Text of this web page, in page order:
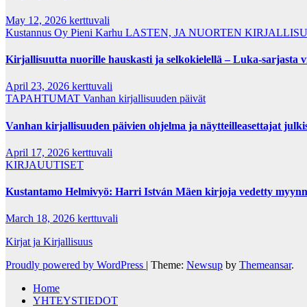
May 12, 2026 kerttuvali
Kustannus Oy Pieni Karhu LASTEN, JA NUORTEN
Kirjallisuutta nuorille hauskasti ja selkokielellä – Luka-sarjasta
April 23, 2026 kerttuvali
TAPAHTUMAT Vanhan kirjallisuuden päivät
Vanhan kirjallisuuden päivien ohjelma ja näytteilleasettajat
April 17, 2026 kerttuvali
KIRJAUUTISET
Kustantamo Helmivyö: Harri István Mäen kirjoja vedetty
March 18, 2026 kerttuvali
Kirjat ja Kirjallisuus
Proudly powered by WordPress
Theme: Newsup by Themeansar.
Home
YHTEYSTIEDOT